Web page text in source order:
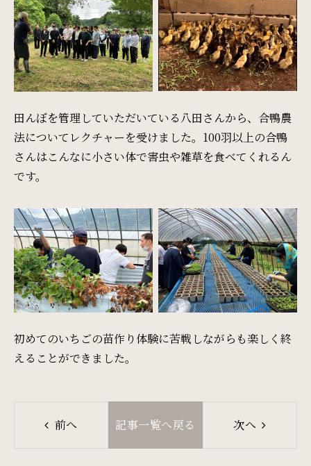
Sightseeing
周辺観光
Gallery
フォトギャラリー
One Harmony
会員プログラム「One Harmony」
News
お知らせ
FAQ
よくある質問
SDGsへの取り組み
田んぼを管理していただいている八田さんから、合鴨農
法についてレクチャーを受けました。100羽以上の合鴨
さんはこんなに小さい体で害虫や雑草を食べてくれるん
です。
初めてのいちごの苗作り体験に苦戦しながらも楽しく終
えることができました。
前へ 記事一覧へ戻る 次へ